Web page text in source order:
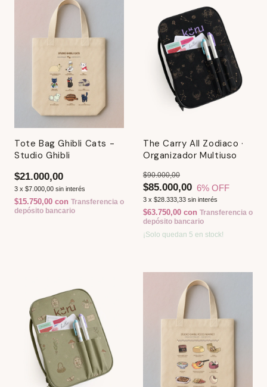
Tote Bag Ghibli Cats -
Studio Ghibli
$21.000,00
3 x $7.000,00 sin interés
$15.750,00 con Transferencia o
depósito bancario
The Carry All Zodiaco ·
Organizador Multiuso
$85.000,00
$90.000,00
6% OFF
3 x $28.333,33 sin interés
$63.750,00 con Transferencia o
depósito bancario
¡Solo quedan 5 en stock!